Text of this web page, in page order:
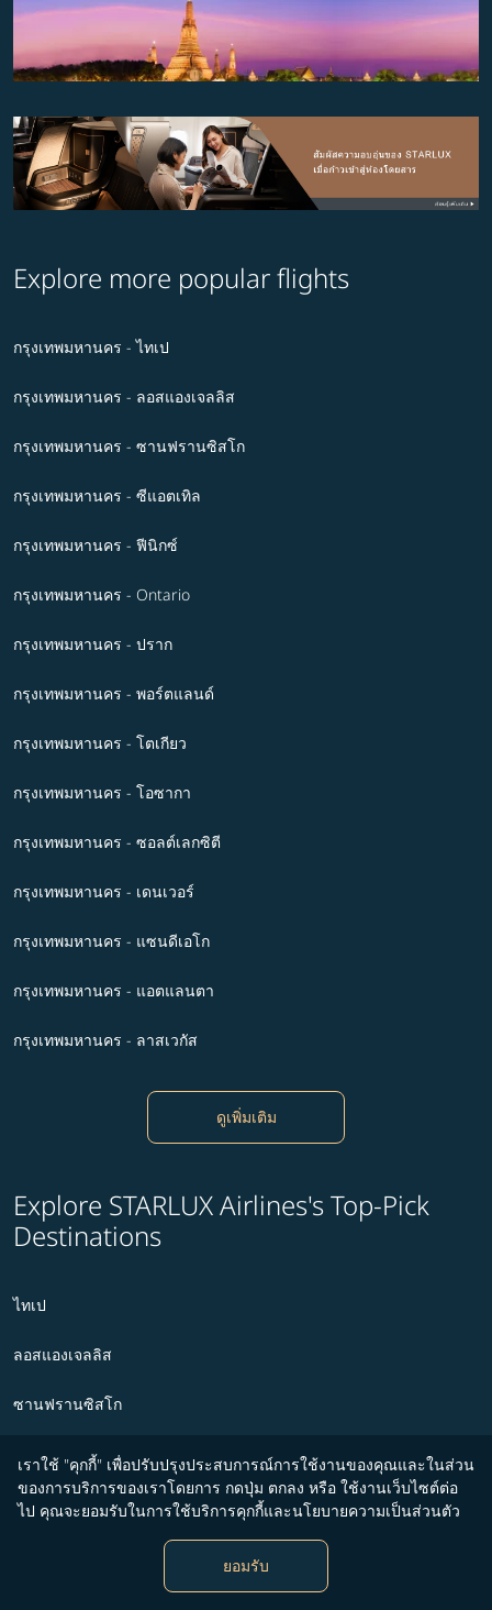
เราใช้ "คุกกี้" เพื่อปรับปรุงประสบการณ์การใช้งานของคุณและในส่วน
ของการบริการของเราโดยการ กดปุ่ม ตกลง หรือ ใช้งานเว็บไซต์ต่อ
ไป คุณจะยอมรับในการใช้บริการคุกกี้และนโยบายความเป็นส่วนตัว
ยอมรับ
Explore more popular flights
กรุงเทพมหานคร - ไทเป
กรุงเทพมหานคร - ลอสแองเจลลิส
กรุงเทพมหานคร - ซานฟรานซิสโก
กรุงเทพมหานคร - ซีแอตเทิล
กรุงเทพมหานคร - ฟีนิกซ์
กรุงเทพมหานคร - Ontario
กรุงเทพมหานคร - ปราก
กรุงเทพมหานคร - พอร์ตแลนด์
กรุงเทพมหานคร - โตเกียว
กรุงเทพมหานคร - โอซากา
กรุงเทพมหานคร - ซอลต์เลกซิตี
กรุงเทพมหานคร - เดนเวอร์
กรุงเทพมหานคร - แซนดีเอโก
กรุงเทพมหานคร - แอตแลนตา
กรุงเทพมหานคร - ลาสเวกัส
ดูเพิ่มเติม
Explore STARLUX Airlines's Top-Pick
Destinations
ไทเป
ลอสแองเจลลิส
ซานฟรานซิสโก
ซีแอตเทิล
ฟีนิกซ์